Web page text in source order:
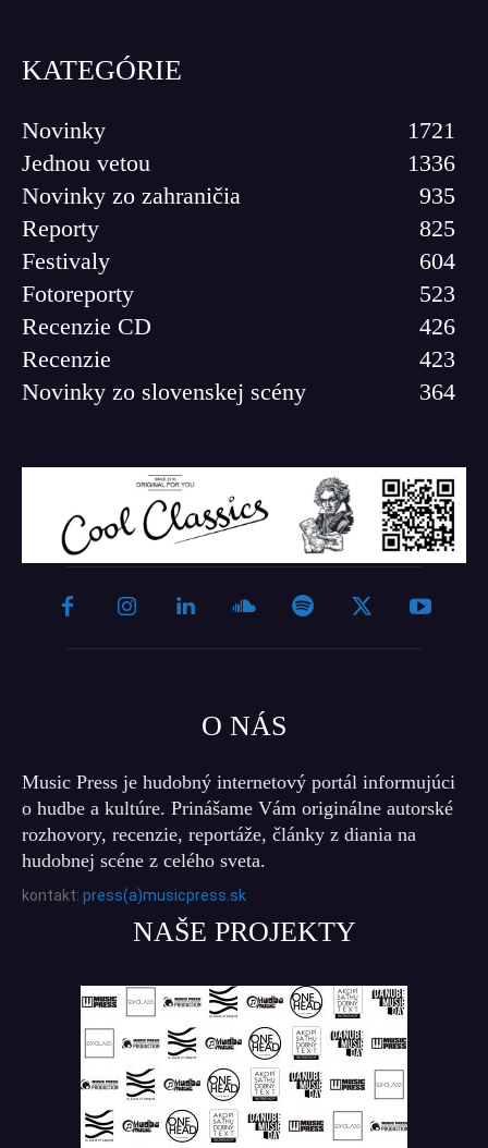
KATEGÓRIE
Novinky
1721
Jednou vetou
1336
Novinky zo zahraničia
935
Reporty
825
Festivaly
604
Fotoreporty
523
Recenzie CD
426
Recenzie
423
Novinky zo slovenskej scény
364
O NÁS
Music Press je hudobný internetový portál informujúci
o hudbe a kultúre. Prinášame Vám originálne autorské
rozhovory, recenzie, reportáže, články z diania na
hudobnej scéne z celého sveta.
kontakt: press(a)musicpress.sk
NAŠE PROJEKTY